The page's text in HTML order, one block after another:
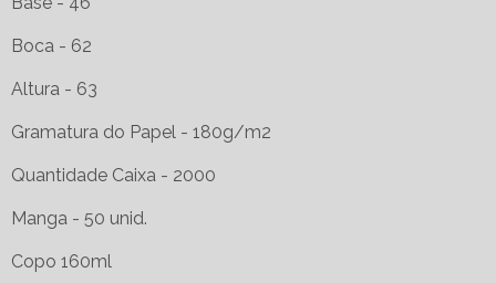
Boca - 62
Altura - 63
Gramatura do Papel - 180g/m2
Quantidade Caixa - 2000
Manga - 50 unid.
Copo 160ml